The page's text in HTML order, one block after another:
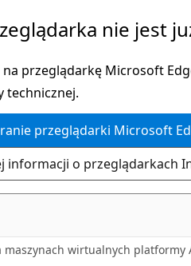
nie jest
na przeglądarkę Microsoft
technicznej.
przeglądarki Microsoft
informacji o przeglądarkach
maszynach wirtualnych platformy